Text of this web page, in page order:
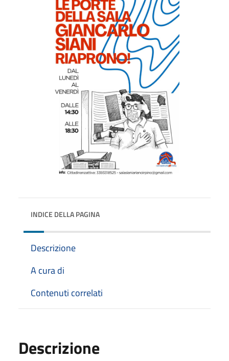
INDICE DELLA PAGINA
Descrizione
A cura di
Contenuti correlati
Descrizione